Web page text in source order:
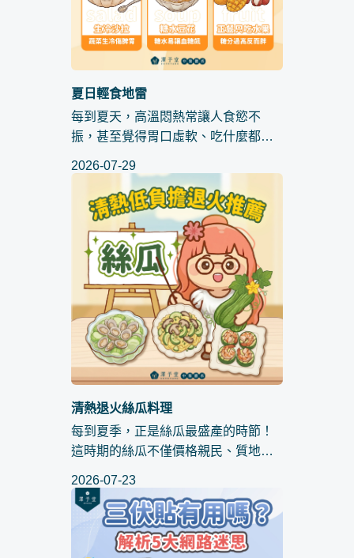
夏日輕食地雷
每到夏天，高溫悶熱常讓人食慾不
振，甚至覺得胃口虛軟、吃什麼都提
求清爽飲食的人，會選擇沙拉、豆花
或水果來代替正餐。然而，這些看起
來無負擔的「輕食」，在中醫眼裡可
能是...
2026-07-29
清熱退火絲瓜料理
每到夏季，正是絲瓜最盛產的時節！
這時期的絲瓜不僅價格親民、質地鮮
正在實行減重計畫、預備迎接夏日的
「SO 身族」來說，絲瓜絕對是冰箱裡
不可或缺的減脂神隊友。究竟這款被
2026-07-23